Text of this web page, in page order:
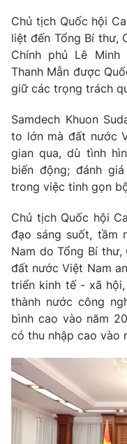
VTV9
Liên hệ tòa soạn
THỜI BÁO VTV
Theo dõi báo trên
Cơ quan chủ quản:Đài
Cơ quan báo chí:Thời
Giấy phép hoạt động
cấp ngày 29/12/2023
Tổng Biên tập:
Vũ Thanh
Phó Tổng Biên tập:
Nguyễn Trọng Ninh
Tổng đài VTV:
024.38
Ðiện thoại Thời báo VTV:
Email:
toasoan@vtv.vn
Liên hệ quảng cáo:024-
Chủ tịch Quốc hội
liệt đến Tổng Bí thư,
Chính phủ Lê
Thanh Mẫn được
giữ các trọng trách
Samdech Khuon
to lớn mà đất nước
gian qua, dù tình
biến động; đánh
trong việc tinh gọn
Chủ tịch Quốc hội
đạo sáng suốt, tầm
Nam do Tổng Bí
đất nước Việt Nam
triển kinh tế - xã
thành nước công
bình cao vào năm
có thu nhập cao vào